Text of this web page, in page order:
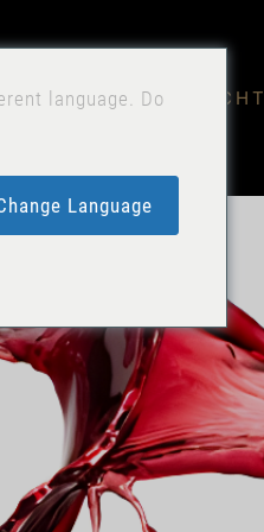
NACHRICHT
language. Do
Language